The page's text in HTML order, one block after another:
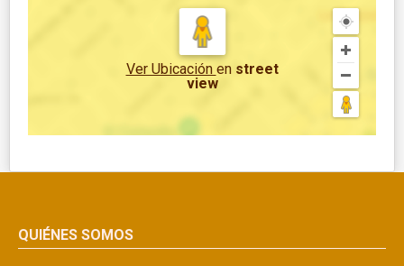
Ver Ubicación en street
view
QUIÉNES SOMOS